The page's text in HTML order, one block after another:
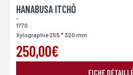
Adresse
vous pouvez nous laisser votre adresse.
HANABUSA ITCHÔ
-
1770
Xylographie 255 * 320 mm
250,00€
FICHE